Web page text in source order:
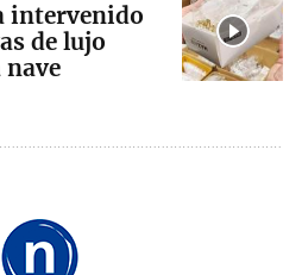
intervenido
de lujo